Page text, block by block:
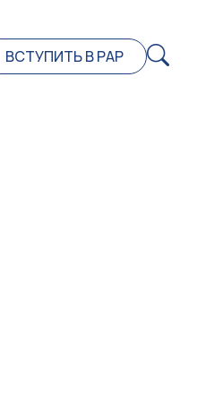
ВСТУПИТЬ В РАР